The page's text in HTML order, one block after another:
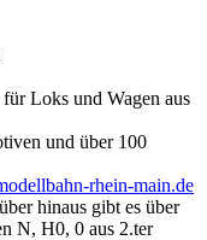
Loks und Wagen aus
und über 100
rhein-main.de
hinaus gibt es über
N, H0, 0 aus 2.ter